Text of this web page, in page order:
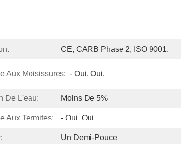
CE, CARB Phase 2, ISO 9001.
Aux Moisissures: - Oui, Oui.
De L'eau: Moins De 5%
Aux Termites: - Oui, Oui.
Un Demi-Pouce